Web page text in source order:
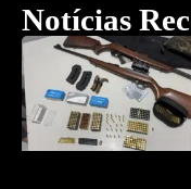
Notícias